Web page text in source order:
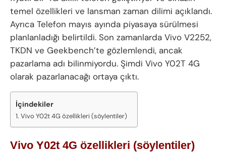
temel özellikleri ve lansman zaman dilimi açıklandı.
Ayrıca Telefon mayıs ayında piyasaya sürülmesi
planlanladığı belirtildi. Son zamanlarda Vivo V2252,
TKDN ve Geekbench’te gözlemlendi, ancak
pazarlama adı bilinmiyordu. Şimdi Vivo Y02T 4G
olarak pazarlanacağı ortaya çıktı.
İçindekiler
Vivo Y02t 4G özellikleri (söylentiler)
Vivo Y02t 4G özellikleri (söylentiler)